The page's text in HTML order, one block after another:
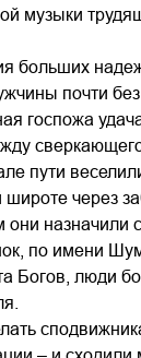
музыки
больших
почти без
госпожа
пути
через
назначили
по имени
Богов, люди